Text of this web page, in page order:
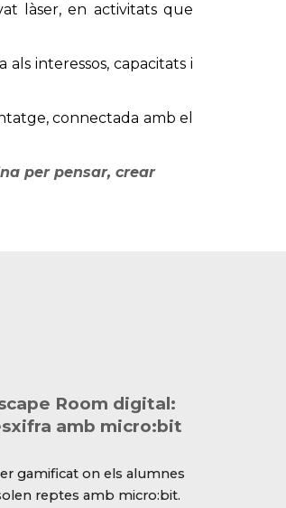
làser, en activitats que
interessos, capacitats i
connectada amb el
per pensar, crear
Room digital:
amb micro:bit
gamificat on els alumnes
reptes amb micro:bit.